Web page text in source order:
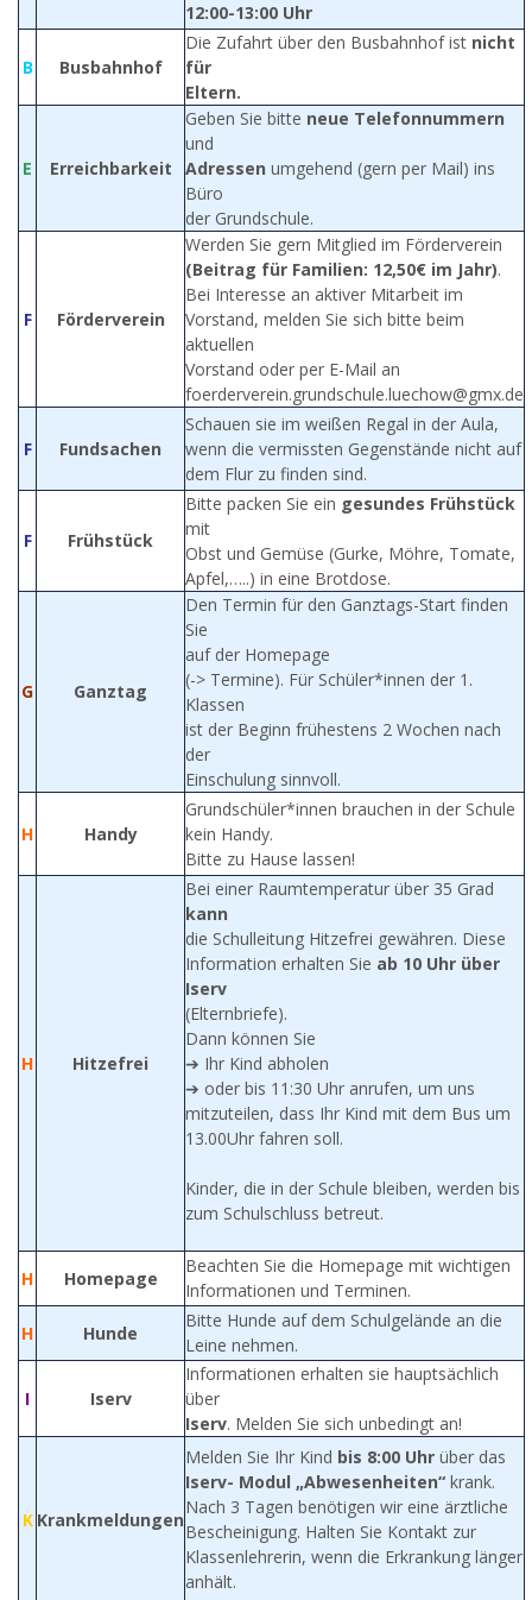
12:00-13:00 Uhr
B Busbahnhof
Die Zufahrt über den Busbahnhof ist nicht
für
Eltern.
E Erreichbarkeit
Geben Sie bitte neue Telefonnummern
und
Adressen umgehend (gern per Mail) ins
Büro
der Grundschule.
F Förderverein
Werden Sie gern Mitglied im Förderverein
(Beitrag für Familien: 12,50€ im Jahr).
Bei Interesse an aktiver Mitarbeit im
Vorstand, melden Sie sich bitte beim
aktuellen
Vorstand oder per E-Mail an
foerderverein.grundschule.luechow@gmx.de
F Fundsachen
Schauen sie im weißen Regal in der Aula,
wenn die vermissten Gegenstände nicht auf
dem Flur zu finden sind.
F Frühstück
Bitte packen Sie ein gesundes Frühstück
mit
Obst und Gemüse (Gurke, Möhre, Tomate,
Apfel,…..) in eine Brotdose.
G Ganztag
Den Termin für den Ganztags-Start finden
Sie
auf der Homepage
(-> Termine). Für Schüler*innen der 1.
Klassen
ist der Beginn frühestens 2 Wochen nach
der
Einschulung sinnvoll.
H Handy
Grundschüler*innen brauchen in der Schule
kein Handy.
Bitte zu Hause lassen!
H Hitzefrei
Bei einer Raumtemperatur über 35 Grad
kann
die Schulleitung Hitzefrei gewähren. Diese
Information erhalten Sie ab 10 Uhr über
Iserv
(Elternbriefe).
Dann können Sie
➔ Ihr Kind abholen
➔ oder bis 11:30 Uhr anrufen, um uns
mitzuteilen, dass Ihr Kind mit dem Bus um
13.00Uhr fahren soll.
Kinder, die in der Schule bleiben, werden bis
zum Schulschluss betreut.
H Homepage
Beachten Sie die Homepage mit wichtigen
Informationen und Terminen.
H
Hunde
Bitte Hunde auf dem Schulgelände an die
Leine nehmen.
I Iserv
Informationen erhalten sie hauptsächlich
über
Iserv. Melden Sie sich unbedingt an!
K Krankmeldungen
Melden Sie Ihr Kind bis 8:00 Uhr über das
Iserv- Modul „Abwesenheiten“ krank.
Nach 3 Tagen benötigen wir eine ärztliche
Bescheinigung. Halten Sie Kontakt zur
Klassenlehrerin, wenn die Erkrankung länger
anhält.